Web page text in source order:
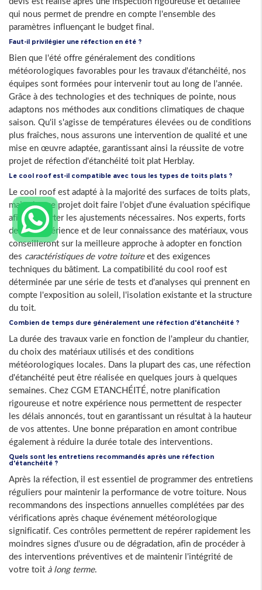
qui nous permet de prendre en compte l'ensemble des
paramètres influençant le budget final.
Faut-il privilégier une réfection en été ?
Bien que l'été offre généralement des conditions
météorologiques favorables pour les travaux d'étanchéité, nos
équipes sont formées pour intervenir tout au long de l'année.
Grâce à des technologies et des techniques de pointe, nous
adaptons nos méthodes aux conditions climatiques de chaque
saison. Qu'il s'agisse de températures élevées ou de conditions
plus fraîches, nous assurons une intervention de qualité et une
mise en œuvre adaptée, garantissant ainsi la réussite de votre
projet de réfection d'étanchéité toit plat Herblay.
Le cool roof est-il compatible avec tous les types de toits plats ?
Le cool roof est adapté à la majorité des surfaces de toits plats,
mais chaque projet doit faire l'objet d'une évaluation spécifique
afin d'apporter les ajustements nécessaires. Nos experts, forts
de leur expérience et de leur connaissance des matériaux, vous
conseilleront sur la meilleure approche à adopter en fonction
des caractéristiques de votre toitureet des exigences
techniques du bâtiment. La compatibilité du cool roof est
déterminée par une série de tests et d'analyses qui prennent en
compte l'exposition au soleil, l'isolation existante et la structure
du toit.
Combien de temps dure généralement une réfection d'étanchéité ?
La durée des travaux varie en fonction de l'ampleur du chantier,
du choix des matériaux utilisés et des conditions
météorologiques locales. Dans la plupart des cas, une réfection
d'étanchéité peut être réalisée en quelques jours à quelques
semaines. Chez CGM ETANCHÉITÉ, notre planification
rigoureuse et notre expérience nous permettent de respecter
les délais annoncés, tout en garantissant un résultat à la hauteur
de vos attentes. Une bonne préparation en amont contribue
également à réduire la durée totale des interventions.
Quels sont les entretiens recommandés après une réfection
d'étanchéité ?
Après la réfection, il est essentiel de programmer des entretiens
réguliers pour maintenir la performance de votre toiture. Nous
recommandons des inspections annuelles complétées par des
vérifications après chaque événement météorologique
significatif. Ces contrôles permettent de repérer rapidement les
moindres signes d'usure ou de dégradation, afin de procéder à
des interventions préventives et de maintenir l'intégrité de
votre toit à long terme.